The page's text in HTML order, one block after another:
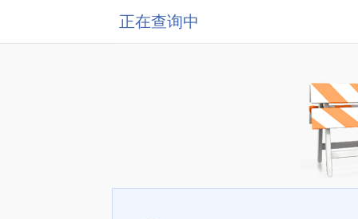
正在查询中